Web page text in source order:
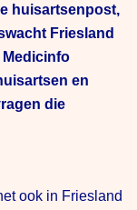
huisartsenpost,
Friesland
Medicinfo
en
die
ook in Friesland